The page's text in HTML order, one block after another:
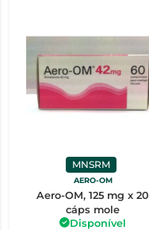
MNSRM
AERO-OM
Aero-OM, 125 mg x 20
cáps mole
Disponível